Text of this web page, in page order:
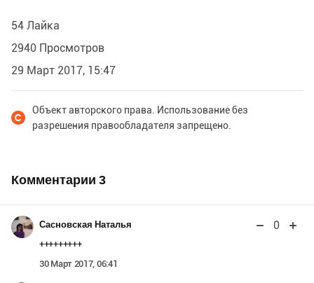
54 Лайка
2940 Просмотров
29 Март 2017, 15:47
Объект авторского права. Использование без
разрешения правообладателя запрещено.
Комментарии 3
Сасновская Наталья 0
+++++++++
30 Март 2017, 06:41